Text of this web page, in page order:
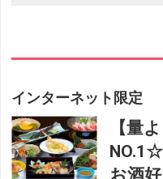
インターネット限定
【量
NO.1☆
お酒